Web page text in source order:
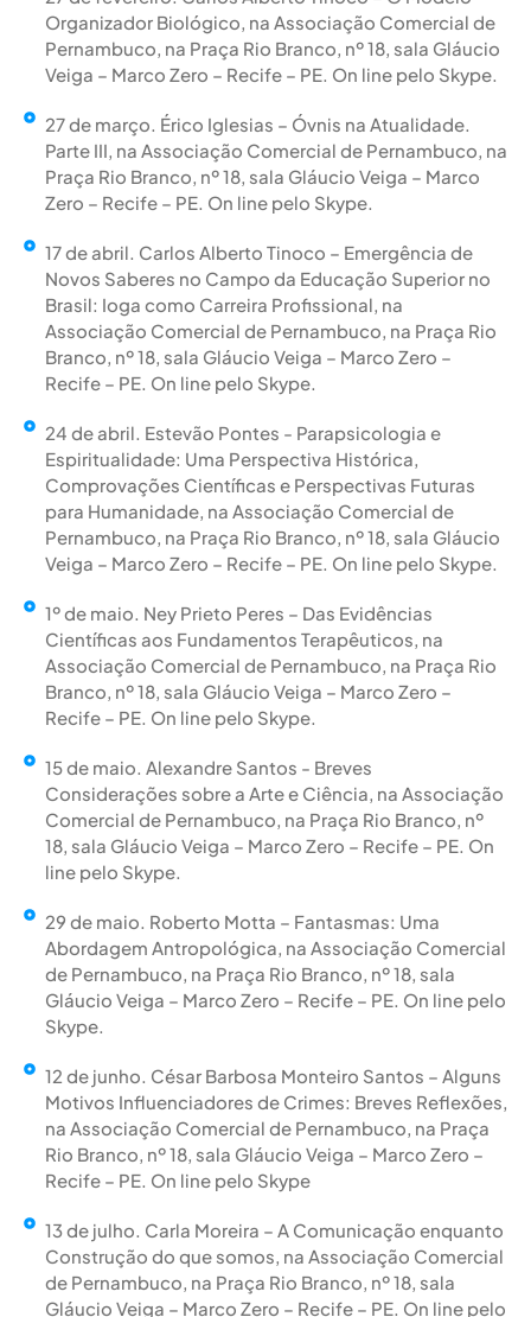
Organizador Biológico, na Associação Comercial de
Pernambuco, na Praça Rio Branco, nº 18, sala Gláucio
Veiga – Marco Zero – Recife – PE. On line pelo Skype.
27 de março. Érico Iglesias – Óvnis na Atualidade.
Parte III, na Associação Comercial de Pernambuco, na
Praça Rio Branco, nº 18, sala Gláucio Veiga – Marco
Zero – Recife – PE. On line pelo Skype.
17 de abril. Carlos Alberto Tinoco – Emergência de
Novos Saberes no Campo da Educação Superior no
Brasil: Ioga como Carreira Profissional, na
Associação Comercial de Pernambuco, na Praça Rio
Branco, nº 18, sala Gláucio Veiga – Marco Zero –
Recife – PE. On line pelo Skype.
24 de abril. Estevão Pontes - Parapsicologia e
Espiritualidade: Uma Perspectiva Histórica,
Comprovações Científicas e Perspectivas Futuras
para Humanidade, na Associação Comercial de
Pernambuco, na Praça Rio Branco, nº 18, sala Gláucio
Veiga – Marco Zero – Recife – PE. On line pelo Skype.
1º de maio. Ney Prieto Peres – Das Evidências
Científicas aos Fundamentos Terapêuticos, na
Associação Comercial de Pernambuco, na Praça Rio
Branco, nº 18, sala Gláucio Veiga – Marco Zero –
Recife – PE. On line pelo Skype.
15 de maio. Alexandre Santos - Breves
Considerações sobre a Arte e Ciência, na Associação
Comercial de Pernambuco, na Praça Rio Branco, nº
18, sala Gláucio Veiga – Marco Zero – Recife – PE. On
line pelo Skype.
29 de maio. Roberto Motta – Fantasmas: Uma
Abordagem Antropológica, na Associação Comercial
de Pernambuco, na Praça Rio Branco, nº 18, sala
Gláucio Veiga – Marco Zero – Recife – PE. On line pelo
Skype.
12 de junho. César Barbosa Monteiro Santos – Alguns
Motivos Influenciadores de Crimes: Breves Reflexões,
na Associação Comercial de Pernambuco, na Praça
Rio Branco, nº 18, sala Gláucio Veiga – Marco Zero –
Recife – PE. On line pelo Skype
13 de julho. Carla Moreira – A Comunicação enquanto
Construção do que somos, na Associação Comercial
de Pernambuco, na Praça Rio Branco, nº 18, sala
Gláucio Veiga – Marco Zero – Recife – PE. On line pelo